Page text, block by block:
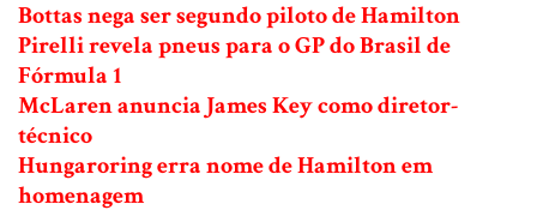
Bottas nega ser segundo piloto de Hamilton
Pirelli revela pneus para o GP do Brasil de
Fórmula 1
McLaren anuncia James Key como diretor-
técnico
Hungaroring erra nome de Hamilton em
homenagem